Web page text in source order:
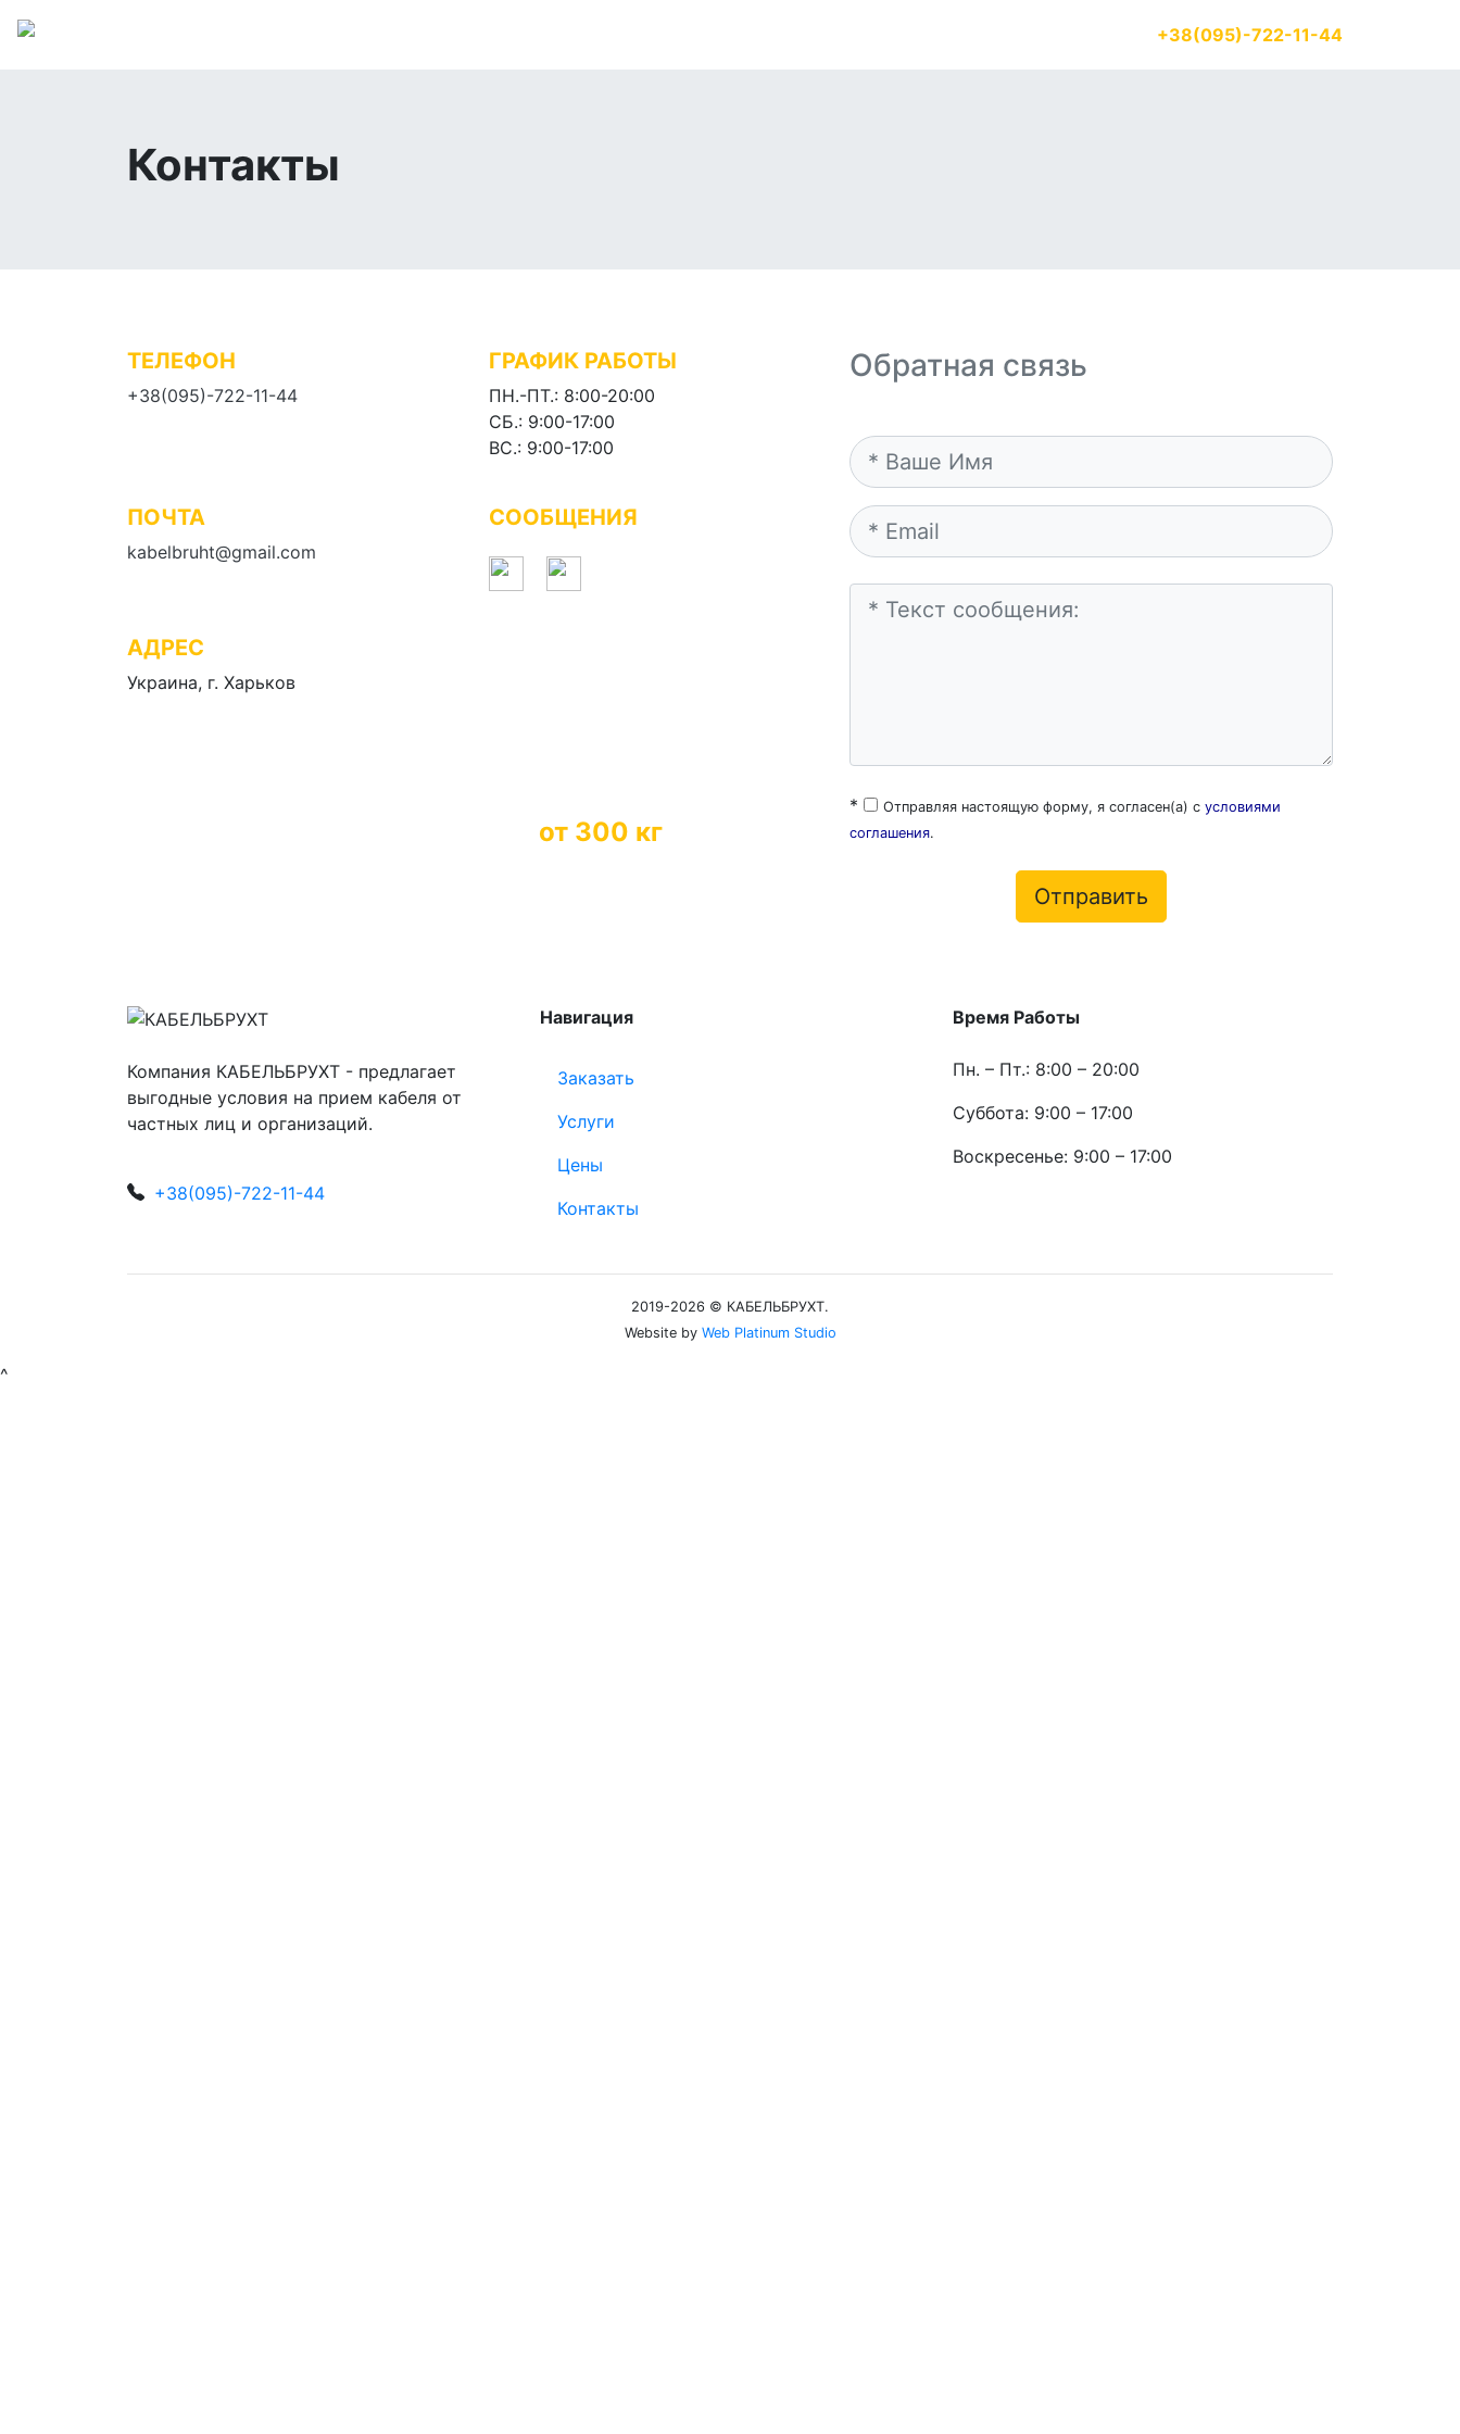
+38(095)-722-11-44
Контакты
ТЕЛЕФОН
+38(095)-722-11-44
ГРАФИК РАБОТЫ
ПН.-ПТ.: 8:00-20:00
СБ.: 9:00-17:00
ВС.: 9:00-17:00
ПОЧТА
kabelbruht@gmail.com
СООБЩЕНИЯ
АДРЕС
Украина, г. Харьков
от 300 кг
Обратная связь
* Отправляя настоящую форму, я согласен(а) с условиями
соглашения.
Отправить
Компания КАБЕЛЬБРУХТ - предлагает
выгодные условия на прием кабеля от
частных лиц и организаций.
+38(095)-722-11-44
Навигация
Заказать
Услуги
Цены
Контакты
Время Работы
Пн. – Пт.: 8:00 – 20:00
Суббота: 9:00 – 17:00
Воскресенье: 9:00 – 17:00
2019-2026 © КАБЕЛЬБРУХТ.
Website by Web Platinum Studio
^